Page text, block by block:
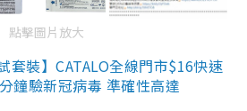
點擊圖片放大
套裝】CATALO全線門市$16快速
鐘驗新冠病毒 準確性高達